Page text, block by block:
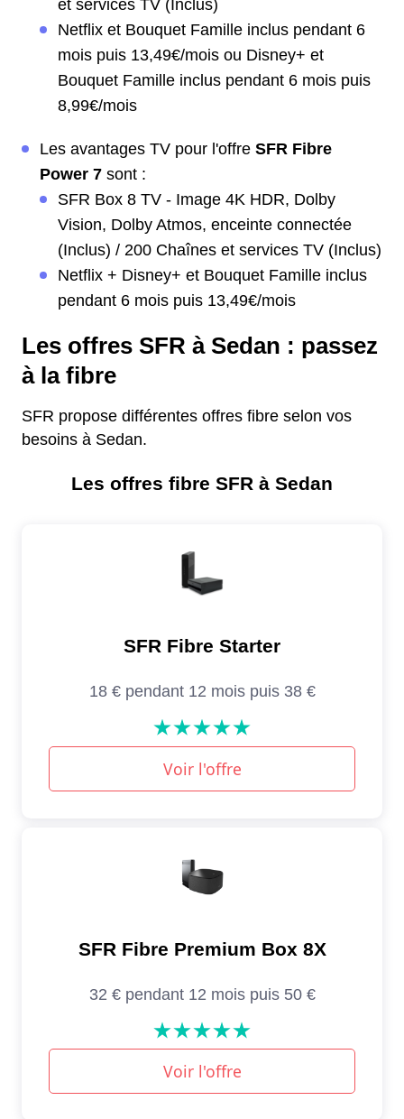
et services TV (Inclus)
Netflix et Bouquet Famille inclus pendant 6
mois puis 13,49€/mois ou Disney+ et
Bouquet Famille inclus pendant 6 mois puis
8,99€/mois
Les avantages TV pour l'offre SFR Fibre
Power 7 sont :
SFR Box 8 TV - Image 4K HDR, Dolby
Vision, Dolby Atmos, enceinte connectée
(Inclus) / 200 Chaînes et services TV (Inclus)
Netflix + Disney+ et Bouquet Famille inclus
pendant 6 mois puis 13,49€/mois
Les offres SFR à Sedan : passez
à la fibre
SFR propose différentes offres fibre selon vos
besoins à Sedan.